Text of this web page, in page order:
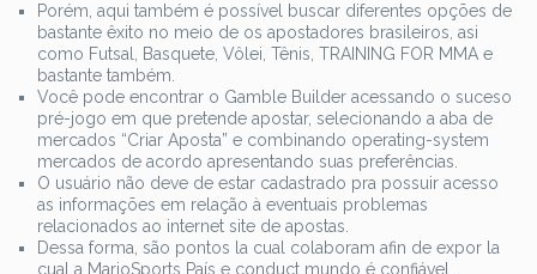
Porém, aqui também é possível buscar diferentes opções de
bastante êxito no meio de os apostadores brasileiros, asi
como Futsal, Basquete, Vôlei, Tênis, TRAINING FOR MMA e
bastante também.
Você pode encontrar o Gamble Builder acessando o suceso
pré-jogo em que pretende apostar, selecionando a aba de
mercados “Criar Aposta” e combinando operating-system
mercados de acordo apresentando suas preferências.
O usuário não deve de estar cadastrado pra possuir acesso
as informações em relação à eventuais problemas
relacionados ao internet site de apostas.
Dessa forma, são pontos la cual colaboram afin de expor la
cual a MarjoSports País e conduct mundo é confiável.